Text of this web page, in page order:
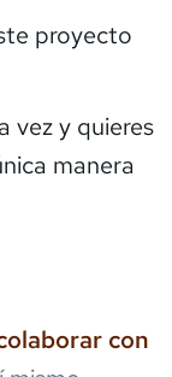
proyecto
vez y quieres
manera
con